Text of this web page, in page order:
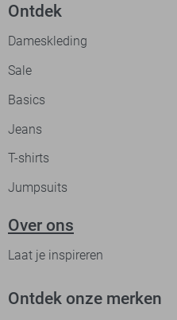
Ontdek
Dameskleding
Sale
Basics
Jeans
T-shirts
Jumpsuits
Over ons
Laat je inspireren
Ontdek onze merken